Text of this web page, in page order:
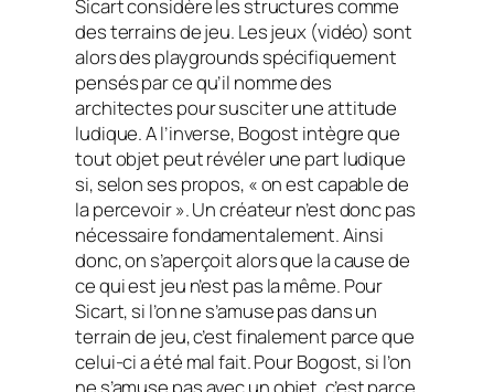
Sicart considère les structures comme
des terrains de jeu. Les jeux (vidéo) sont
alors des playgrounds spécifiquement
pensés par ce qu’il nomme des
architectes pour susciter une attitude
ludique. A l’inverse, Bogost intègre que
tout objet peut révéler une part ludique
si, selon ses propos, « on est capable de
la percevoir ». Un créateur n’est donc pas
nécessaire fondamentalement. Ainsi
donc, on s’aperçoit alors que la cause de
ce qui est jeu n’est pas la même. Pour
Sicart, si l’on ne s’amuse pasdansun
terrain de jeu, c’est finalement parce que
celui-ci a été mal fait. Pour Bogost, si l’on
ne s’amuse pas avec un objet, c’est parce